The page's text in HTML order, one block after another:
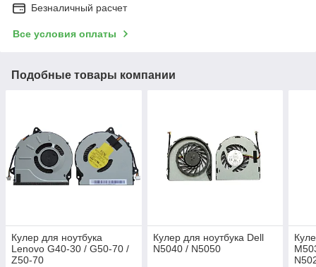
Безналичный расчет
Все условия оплаты
Подобные товары компании
Кулер для ноутбука
Lenovo G40-30 / G50-70 /
Z50-70
Кулер для ноутбука Dell
N5040 / N5050